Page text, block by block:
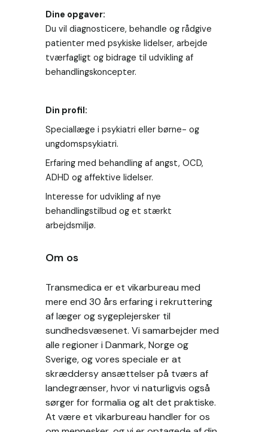
Du vil diagnosticere, behandle og rådgive
patienter med psykiske lidelser, arbejde
tværfagligt og bidrage til udvikling af
behandlingskoncepter.
Din profil:
Speciallæge i psykiatri eller børne- og
ungdomspsykiatri.
Erfaring med behandling af angst, OCD,
ADHD og affektive lidelser.
Interesse for udvikling af nye
behandlingstilbud og et stærkt
arbejdsmiljø.
Om os
Transmedica er et vikarbureau med
mere end 30 års erfaring i rekruttering
af læger og sygeplejersker til
sundhedsvæsenet. Vi samarbejder med
alle regioner i Danmark, Norge og
Sverige, og vores speciale er at
skræddersy ansættelser på tværs af
landegrænser, hvor vi naturligvis også
sørger for formalia og alt det praktiske.
At være et vikarbureau handler for os